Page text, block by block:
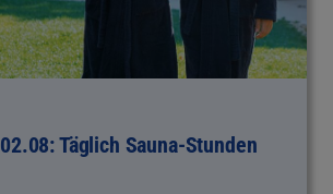
Täglich Sauna-Stunden